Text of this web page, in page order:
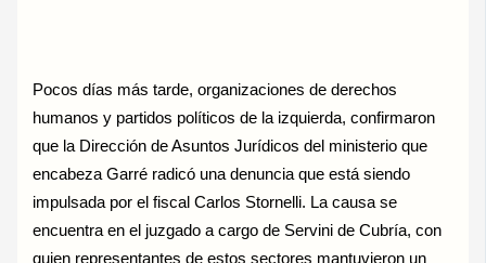
Pocos días más tarde, organizaciones de derechos
humanos y partidos políticos de la izquierda, confirmaron
que la Dirección de Asuntos Jurídicos del ministerio que
encabeza Garré radicó una denuncia que está siendo
impulsada por el fiscal Carlos Stornelli. La causa se
encuentra en el juzgado a cargo de Servini de Cubría, con
quien representantes de estos sectores mantuvieron un